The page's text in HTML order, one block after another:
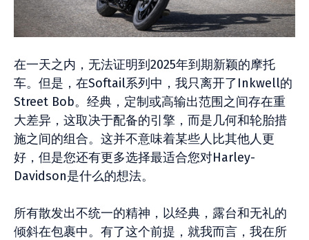
在一天之内，无法证明到2025年到期新颖的摩托
车。但是，在Softail系列中，我只离开了Inkwell的
Street Bob。经典，定制或高输出范围之间存在重
大差异，这取决于配备的引擎，而是几何和轮胎措
施之间的组合。这并不意味着某些人比其他人更
好，但是您还有更多选择最适合您对Harley-
Davidson是什么的想法。
所有散发出不统一的精神，以经典，露台和无礼的
倾斜在包裹中。有了这个前提，就我而言，我在所